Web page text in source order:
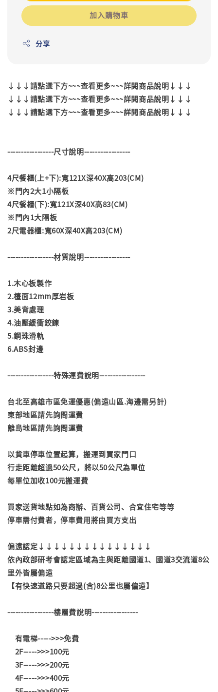
加入購物車
分享
↓↓↓請點選下方~~~查看更多~~~詳閱商品說明↓↓↓
↓↓↓請點選下方~~~查看更多~~~詳閱商品說明↓↓↓
↓↓↓請點選下方~~~查看更多~~~詳閱商品說明↓↓↓
-----------------尺寸說明-----------------
4尺餐櫃(上+下):寬121X深40X高203(CM)
※門內2大1小隔板
4尺餐櫃(下):寬121X深40X高83(CM)
※門內1大隔板
2尺電器櫃:寬60X深40X高203(CM)
-----------------材質說明-----------------
1.木心板製作
2.檯面12mm厚岩板
3.美背處理
4.油壓緩衝鉸鍊
5.鋼珠滑軌
6.ABS封邊
-----------------特殊運費說明-----------------
台北至高雄市區免運優惠(偏遠山區.海邊需另計)
東部地區請先詢問運費
離島地區請先詢問運費
以貨車停車位置起算，搬運到買家門口
行走距離超過50公尺，將以50公尺為單位
每單位加收100元搬運費
買家送貨地點如為商辦、百貨公司、合宜住宅等等
停車需付費者，停車費用將由買方支出
偏遠認定↓↓↓↓↓↓↓↓↓↓↓↓↓↓↓
依內政部研考會認定區域為主與距離國道1、國道3交流道8公
里外皆屬偏遠
【有快速道路只要超過(含)8公里也屬偏遠】
-----------------樓層費說明-----------------
有電梯----->>>免費
2F----->>>100元
3F----->>>200元
4F----->>>400元